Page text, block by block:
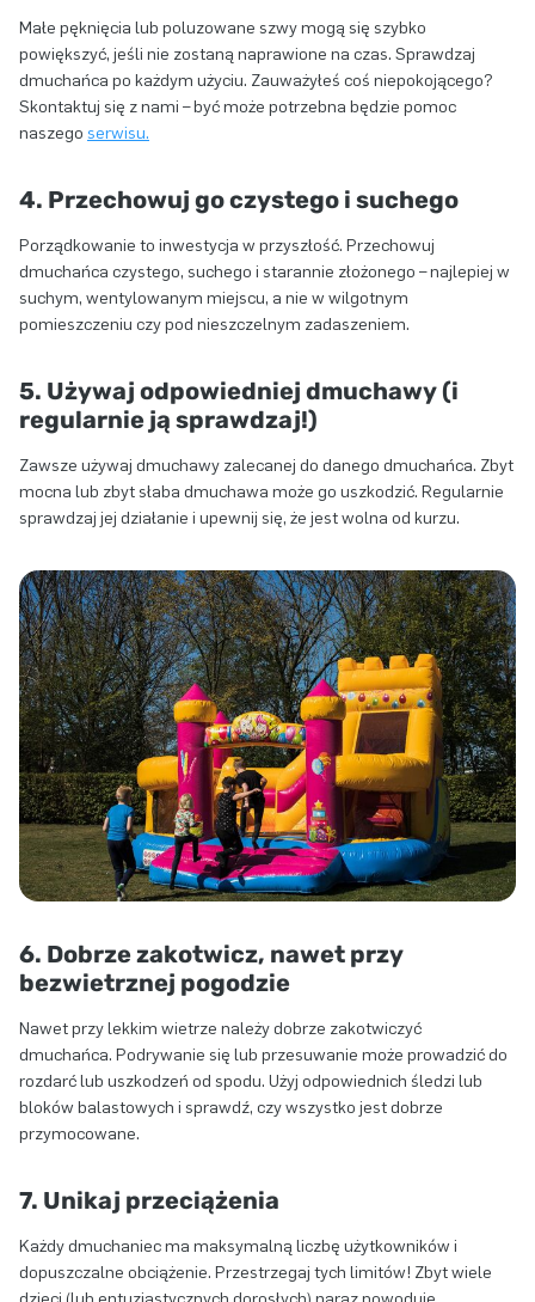
Małe pęknięcia lub poluzowane szwy mogą się szybko
powiększyć, jeśli nie zostaną naprawione na czas. Sprawdzaj
dmuchańca po każdym użyciu. Zauważyłeś coś niepokojącego?
Skontaktuj się z nami – być może potrzebna będzie pomoc
naszego serwisu.
4. Przechowuj go czystego i suchego
Porządkowanie to inwestycja w przyszłość. Przechowuj
dmuchańca czystego, suchego i starannie złożonego – najlepiej w
suchym, wentylowanym miejscu, a nie w wilgotnym
pomieszczeniu czy pod nieszczelnym zadaszeniem.
5. Używaj odpowiedniej dmuchawy (i
regularnie ją sprawdzaj!)
Zawsze używaj dmuchawy zalecanej do danego dmuchańca. Zbyt
mocna lub zbyt słaba dmuchawa może go uszkodzić. Regularnie
sprawdzaj jej działanie i upewnij się, że jest wolna od kurzu.
6. Dobrze zakotwicz, nawet przy
bezwietrznej pogodzie
Nawet przy lekkim wietrze należy dobrze zakotwiczyć
dmuchańca. Podrywanie się lub przesuwanie może prowadzić do
rozdarć lub uszkodzeń od spodu. Użyj odpowiednich śledzi lub
bloków balastowych i sprawdź, czy wszystko jest dobrze
przymocowane.
7. Unikaj przeciążenia
Każdy dmuchaniec ma maksymalną liczbę użytkowników i
dopuszczalne obciążenie. Przestrzegaj tych limitów! Zbyt wiele